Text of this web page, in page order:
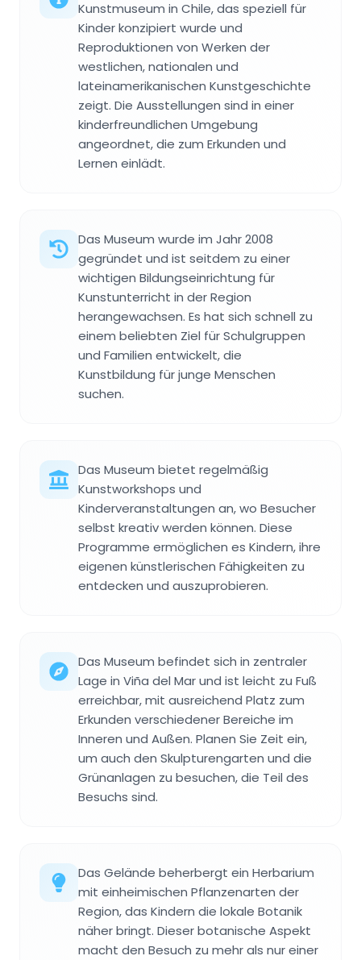
Kunstmuseum in Chile, das speziell für
Kinder konzipiert wurde und
Reproduktionen von Werken der
westlichen, nationalen und
lateinamerikanischen Kunstgeschichte
zeigt. Die Ausstellungen sind in einer
kinderfreundlichen Umgebung
angeordnet, die zum Erkunden und
Lernen einlädt.
Das Museum wurde im Jahr 2008
gegründet und ist seitdem zu einer
wichtigen Bildungseinrichtung für
Kunstunterricht in der Region
herangewachsen. Es hat sich schnell zu
einem beliebten Ziel für Schulgruppen
und Familien entwickelt, die
Kunstbildung für junge Menschen
suchen.
Das Museum bietet regelmäßig
Kunstworkshops und
Kinderveranstaltungen an, wo Besucher
selbst kreativ werden können. Diese
Programme ermöglichen es Kindern, ihre
eigenen künstlerischen Fähigkeiten zu
entdecken und auszuprobieren.
Das Museum befindet sich in zentraler
Lage in Viña del Mar und ist leicht zu Fuß
erreichbar, mit ausreichend Platz zum
Erkunden verschiedener Bereiche im
Inneren und Außen. Planen Sie Zeit ein,
um auch den Skulpturengarten und die
Grünanlagen zu besuchen, die Teil des
Besuchs sind.
Das Gelände beherbergt ein Herbarium
mit einheimischen Pflanzenarten der
Region, das Kindern die lokale Botanik
näher bringt. Dieser botanische Aspekt
macht den Besuch zu mehr als nur einer